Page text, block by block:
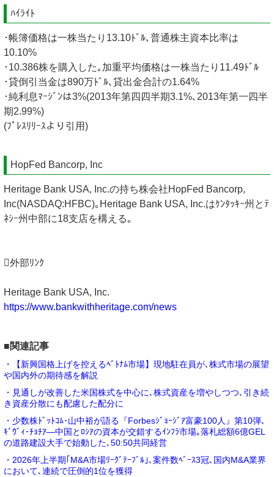
ﾊｲﾗｲﾄ
･帳簿価格は一株当たり13.10ﾄﾞﾙ､普通株主資本比率は
10.10%
･10.386株を購入した｡加重平均価格は一株当たり11.49ﾄﾞﾙ
･貸倒引当金は890万ﾄﾞﾙ､貸出金合計の1.64%
･純利息ﾏｰｼﾞﾝは3%(2013年第四四半期3.1%､2013年第一四半
期2.99%)
(ﾌﾟﾚｽﾘﾘｰｽより引用)
HopFed Bancorp, Inc
Heritage Bank USA, Inc.の持ち株会社HopFed Bancorp,
Inc(NASDAQ:HFBC)｡Heritage Bank USA, Inc.はｹﾝﾀｯｷｰ州とﾃ
ﾈｼｰ州中部に18支店を構える｡
外部ﾘﾝｸ
Heritage Bank USA, Inc.
https://www.bankwithheritage.com/news
■関連記事
・【新興国格上げを控えるﾍﾞﾄﾅﾑ市場】現地駐在員が､株式市場の展望
や国内外の期待感を解説
・見通しが改善した米国株式を中心に､株式資産を増やしつつ､引き続
き資産分散にも配慮した配分に
・少数株ﾄﾞｯﾄｺﾑ･山中裕が語る『Forbesｼﾞｮｰｼﾞｱ富豪100人』第10弾､
ｷﾞｳﾞｨ･ﾁｮﾁｱ―中国とﾛｼｱの資本が交錯するｲﾝﾌﾗ市場｡落札総額6億GEL
の道路建設大手で始動した､50:50共同経営
・2026年上半期｢M&A市場ﾘｰｸﾞﾃｰﾌﾞﾙ｣､案件数ﾍﾞｰｽ3冠､国内M&A業界
において､連続で圧倒的1位を獲得